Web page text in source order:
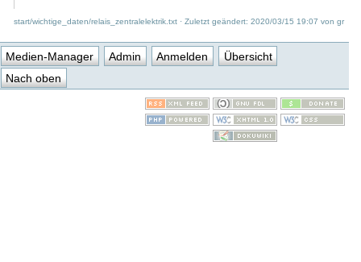
start/wichtige_daten/relais_zentralelektrik.txt · Zuletzt geändert: 2020/03/15 19:07 vongr
Medien-Manager Admin Anmelden
Übersicht
Nach oben